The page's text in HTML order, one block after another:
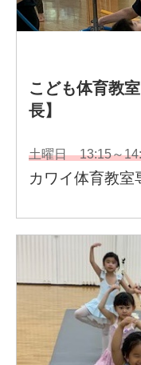
「blood」
京都SUSHI劇場「寿
「ティーチャーズ」
ネルケプランニング
ミュージカル「
【CM.TV】
富士ハウス『君を守
他
【主な振付作品】
・「博多とんこつラ
・「真夜中のオカル
・リーディングミュ
・「THE SHOW
・「THE SHOW